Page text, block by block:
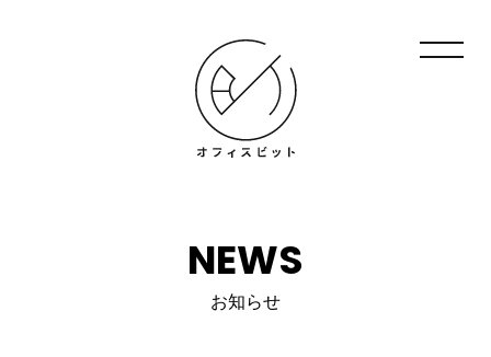
NEWS
お知らせ